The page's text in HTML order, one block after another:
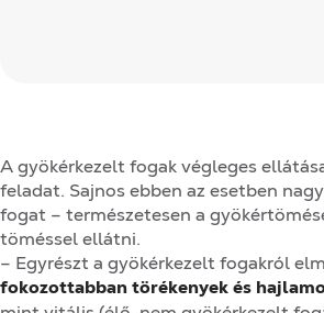
A gyökérkezelt fogak végleges
feladat. Sajnos ebben az esetben
fogat – természetesen a
töméssel ellátni.
– Egyrészt a gyökérkezelt fogakról
fokozottabban törékenyek és